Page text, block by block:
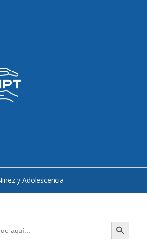
y Adolescencia
Botón de búsqueda